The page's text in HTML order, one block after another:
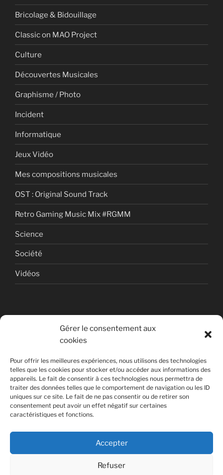
Gérer le consentement aux
cookies
Pour offrir les meilleures expériences, nous utilisons des technologies
telles que les cookies pour stocker et/ou accéder aux informations des
appareils. Le fait de consentir à ces technologies nous permettra de
traiter des données telles que le comportement de navigation ou les ID
uniques sur ce site. Le fait de ne pas consentir ou de retirer son
consentement peut avoir un effet négatif sur certaines
caractéristiques et fonctions.
Accepter
Refuser
Bricolage & Bidouillage
Classic on MAO Project
Culture
Découvertes Musicales
Graphisme / Photo
Incident
Informatique
Jeux Vidéo
Mes compositions musicales
OST : Original Sound Track
Retro Gaming Music Mix #RGMM
Science
Société
Vidéos
© Copyright Quentin PETITEVILLE
France - 2008 - 2025
All Rights Reserved
Non affilié à la SACEM